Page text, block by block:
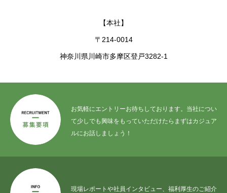
【本社】
〒214-0014
神奈川県川崎市多摩区登戸3282-1
お気軽にエントリーお待ちしております。当社につい
て少しでも興味をもっていただけたらまずはカジュア
ルにお話しましょう！
現場レポートや社員インタビュー、福利厚生のご紹介